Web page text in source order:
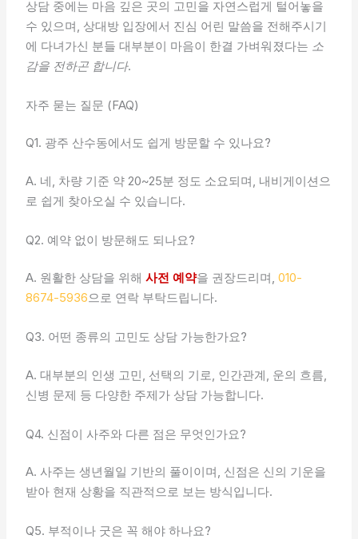
상담 중에는 마음 깊은 곳의 고민을 자연스럽게 털어놓을
수 있으며, 상대방 입장에서 진심 어린 말씀을 전해주시기
에 다녀가신 분들 대부분이 마음이 한결 가벼워졌다는 소
감을 전하곤 합니다.
자주 묻는 질문 (FAQ)
Q1. 광주 산수동에서도 쉽게 방문할 수 있나요?
A. 네, 차량 기준 약 20~25분 정도 소요되며, 내비게이션으
로 쉽게 찾아오실 수 있습니다.
Q2. 예약 없이 방문해도 되나요?
A. 원활한 상담을 위해사전 예약을 권장드리며,010-
8674-5936으로 연락 부탁드립니다.
Q3. 어떤 종류의 고민도 상담 가능한가요?
A. 대부분의 인생 고민, 선택의 기로, 인간관계, 운의 흐름,
신병 문제 등 다양한 주제가 상담 가능합니다.
Q4. 신점이 사주와 다른 점은 무엇인가요?
A. 사주는 생년월일 기반의 풀이이며, 신점은 신의 기운을
받아 현재 상황을 직관적으로 보는 방식입니다.
Q5. 부적이나 굿은 꼭 해야 하나요?